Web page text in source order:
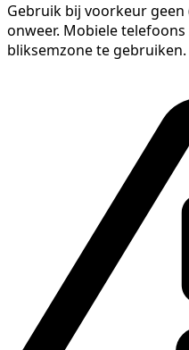
Gebruik bij voorkeur
onweer. Mobiele
bliksemzone te gebruiken.